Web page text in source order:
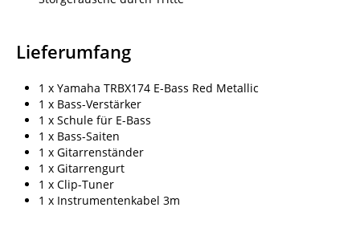
Lieferumfang
1 x Yamaha TRBX174 E-Bass Red Metallic
1 x Bass-Verstärker
1 x Schule für E-Bass
1 x Bass-Saiten
1 x Gitarrenständer
1 x Gitarrengurt
1 x Clip-Tuner
1 x Instrumentenkabel 3m